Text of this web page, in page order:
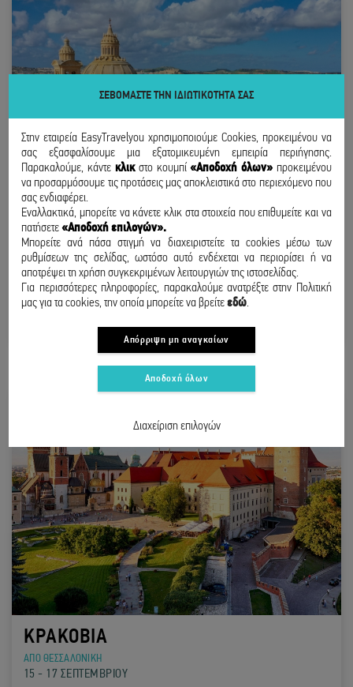
ΜΑΛΤΑ
ΑΠΟ ΑΘΗΝΑ
15 - 17 ΣΕΠΤΕΜΒΡΙΟΥ
/ άτομο
ΚΡΑΚΟΒΙΑ
ΑΠΟ ΘΕΣΣΑΛΟΝΙΚΗ
15 - 17 ΣΕΠΤΕΜΒΡΙΟΥ
ΣΕΒΟΜΑΣΤΕ ΤΗΝ ΙΔΙΩΤΙΚΟΤΗΤΑ ΣΑΣ
Στην εταιρεία EasyTravelyou χρησιμοποιούμε Cookies, προκειμένου να
σας εξασφαλίσουμε μια εξατομικευμένη εμπειρία περιήγησης.
Παρακαλούμε, κάντε κλικστο κουμπί«Αποδοχή όλων» προκειμένου
να προσαρμόσουμε τις προτάσεις μας αποκλειστικά στο περιεχόμενο που
σας ενδιαφέρει.
Εναλλακτικά, μπορείτε να κάνετε κλικ στα στοιχεία που επιθυμείτε και να
πατήσετε«Αποδοχή επιλογών».
Μπορείτε ανά πάσα στιγμή να διαχειριστείτε τα cookies μέσω των
ρυθμίσεων της σελίδας, ωστόσο αυτό ενδέχεται να περιορίσει ή να
αποτρέψει τη χρήση συγκεκριμένων λειτουργιών της ιστοσελίδας.
Για περισσότερες πληροφορίες, παρακαλούμε ανατρέξτε στην Πολιτική
μας για τα cookies, την οποία μπορείτε να βρείτεεδώ.
Απόρριψη μη αναγκαίων
Αποδοχή όλων
Διαχείριση επιλογών